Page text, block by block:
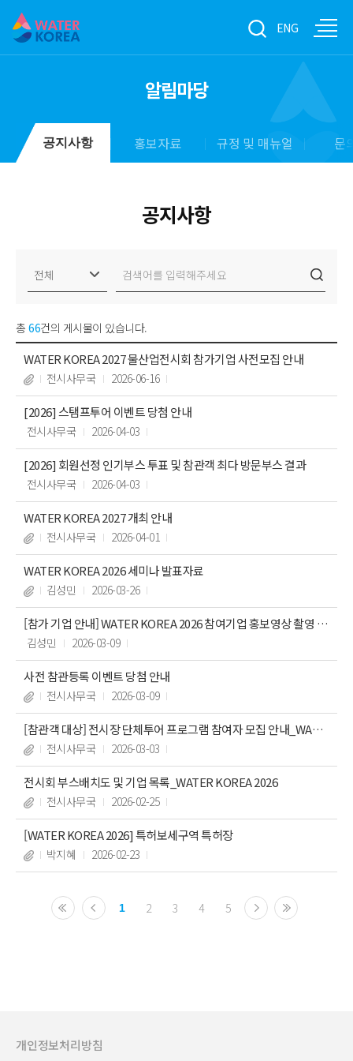
ENG
알림마당
공지사항 홍보자료 규정 및 매뉴얼 문
공지사항
총 66건의 게시물이 있습니다.
WATER KOREA 2027 물산업전시회 참가기업 사전모집 안내
전시사무국 2026-06-16
[2026] 스탬프투어 이벤트 당첨 안내
전시사무국 2026-04-03
[2026] 회원선정 인기부스 투표 및 참관객 최다 방문부스 결과
전시사무국 2026-04-03
WATER KOREA 2027 개최 안내
전시사무국 2026-04-01
WATER KOREA 2026 세미나 발표자료
김성민 2026-03-26
[참가 기업 안내] WATER KOREA 2026 참여기업 홍보영상 촬영 지
원 안내
김성민 2026-03-09
사전 참관등록 이벤트 당첨 안내
전시사무국 2026-03-09
[참관객 대상] 전시장 단체투어 프로그램 참여자 모집 안내_WATE
R KOREA 2026
전시사무국 2026-03-03
전시회 부스배치도 및 기업 목록_WATER KOREA 2026
전시사무국 2026-02-25
[WATER KOREA 2026] 특허보세구역 특허장
박지혜 2026-02-23
1 2 3 4 5
개인정보처리방침